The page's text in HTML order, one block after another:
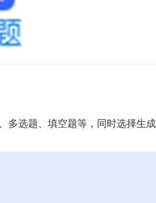
多选题、填空题等，同时选择生成